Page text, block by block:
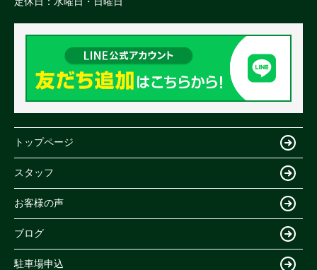
トップページ
スタッフ
お客様の声
ブログ
駐車場申込